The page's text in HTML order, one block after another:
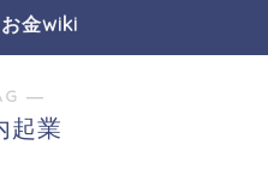
金wiki
―
起業